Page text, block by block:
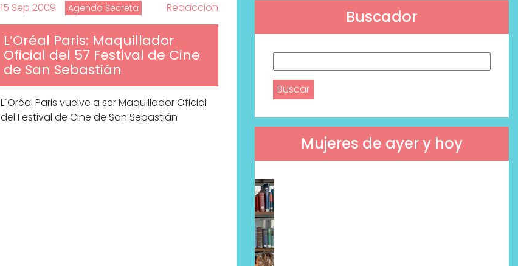
15 Sep 2009 Agenda Secreta Redaccion
L’Oréal Paris: Maquillador
Oficial del 57 Festival de Cine
de San Sebastián
L´Oréal Paris vuelve a ser Maquillador Oficial
del Festival de Cine de San Sebastián
Buscador
Mujeres de ayer y hoy